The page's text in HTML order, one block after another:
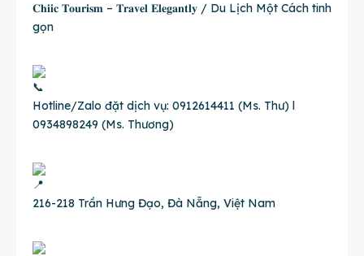
𝐂𝐡𝐢𝐢𝐜 𝐓𝐨𝐮𝐫𝐢𝐬𝐦 – 𝐓𝐫𝐚𝐯𝐞𝐥 𝐄𝐥𝐞𝐠𝐚𝐧𝐭𝐥𝐲 / Du Lịch Một Cách tinh
gọn
Hotline/Zalo đặt dịch vụ: 0912614411 (Ms. Thư) l
0934898249 (Ms. Thương)
216-218 Trần Hưng Đạo, Đà Nẵng, Việt Nam